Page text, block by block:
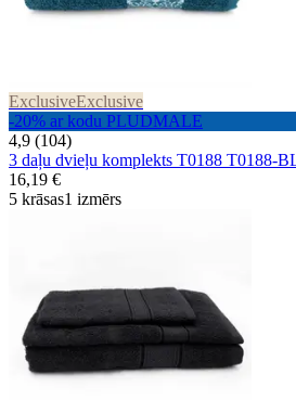
ExclusiveExclusive
-20% ar kodu PLUDMALE
4,9 (104)
3 daļu dvieļu komplekts T0188 T0188-
16,19 €
5 krāsas1 izmērs